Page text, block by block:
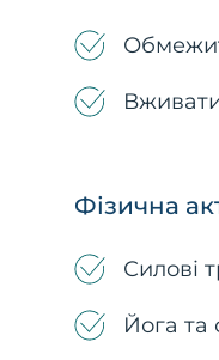
Фізична
Силові
Йога та